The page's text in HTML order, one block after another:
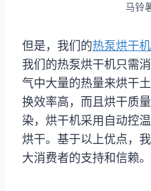
马铃
但是，我们的热泵烘干机
我们的热泵烘干机只需
气中大量的热量来烘干
换效率高，而且烘干质
染，烘干机采用自动控
烘干。基于以上优点，
大消费者的支持和信赖。